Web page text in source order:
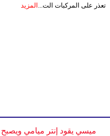
تعذر على المركبات الت... المزيد
ميسي يقود إنتر ميامي